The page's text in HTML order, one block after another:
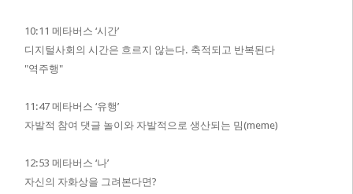
10:11 메타버스 ‘시간’
디지털사회의 시간은 흐르지 않는다. 축적되고 반복된다
"역주행"
11:47 메타버스 ‘유행’
자발적 참여 댓글 놀이와 자발적으로 생산되는 밈(meme)
12:53 메타버스 ‘나’
자신의 자화상을 그려본다면?